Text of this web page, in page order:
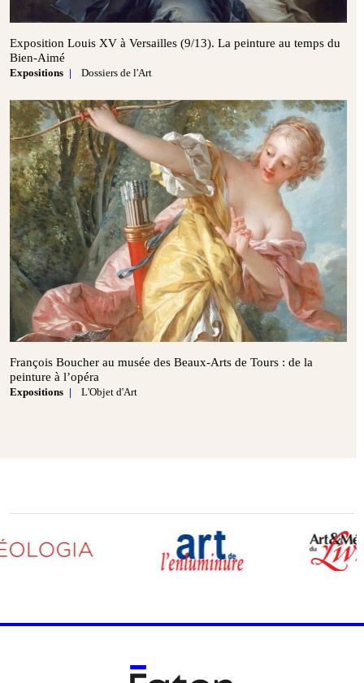
Exposition Louis XV à Versailles (9/13). La peinture au temps du
Bien‑Aimé
Expositions Dossiers de l'Art
François Boucher au musée des Beaux‑Arts de Tours : de la
peinture à l’opéra
Expositions L'Objet d'Art